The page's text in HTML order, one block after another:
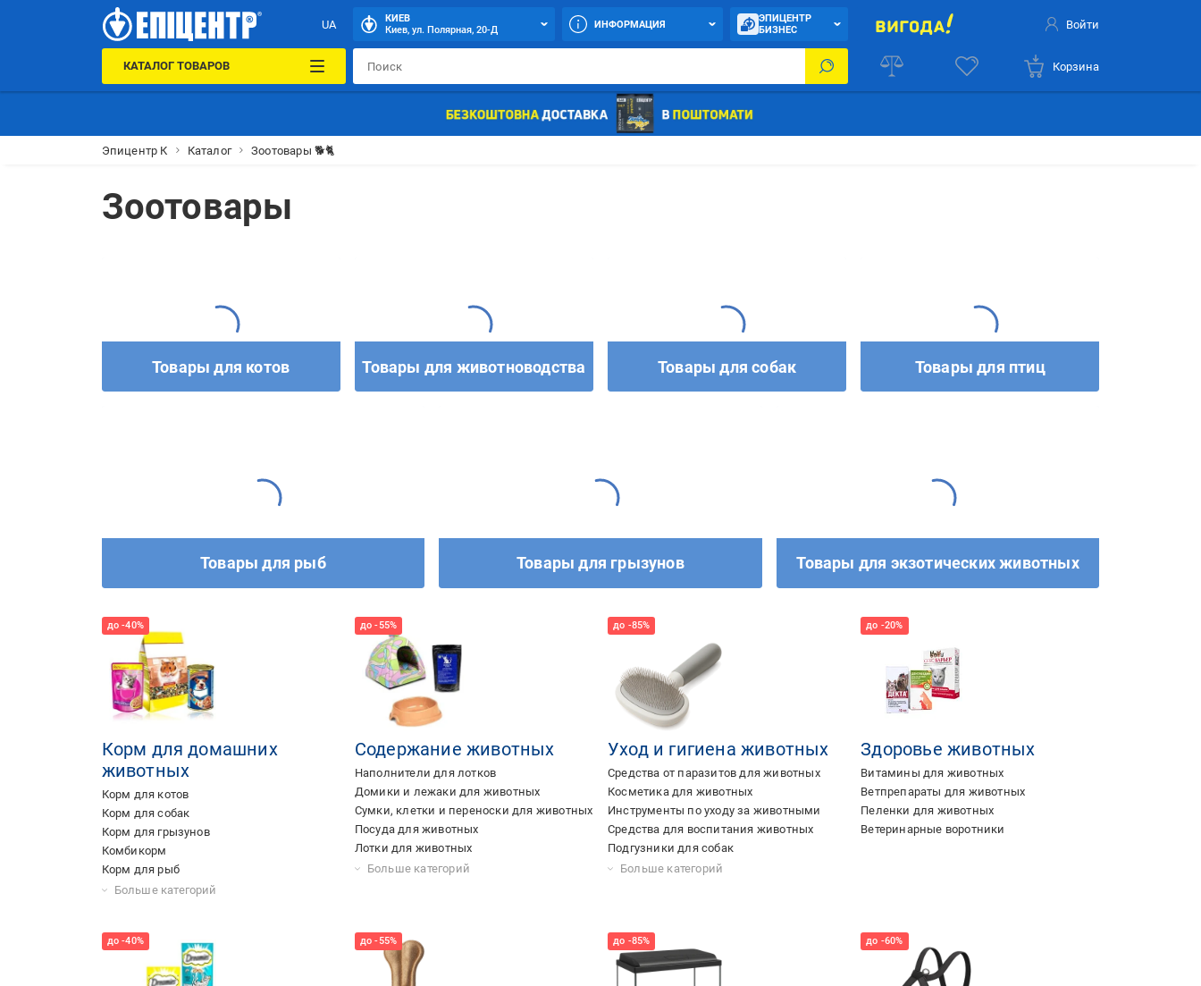
UA
КИЕВ
Киев, ул. Полярная, 20-Д
ИНФОРМАЦИЯ
ЭПИЦЕНТР
БИЗНЕС
Войти
КАТАЛОГ ТОВАРОВ Корзина
Эпицентр К Каталог Зоотовары 🐕🐈
Зоотовары
Товары для котов Товары для животноводства Товары для собак Товары для птиц
Товары для рыб Товары для грызунов Товары для экзотических животных
Корм для домашних
животных
Корм для котов
Корм для собак
Корм для грызунов
Комбикорм
Корм для рыб
Корм для птиц
Корм для свиней
Корм для экзотических животных
Корм для коров
Больше категорий
Содержание животных
Наполнители для лотков
Домики и лежаки для животных
Сумки, клетки и переноски для животных
Посуда для животных
Лотки для животных
Средства для уборки за животными
Автоматические кормушки
Коврики для кошачьего туалета
Больше категорий
Уход и гигиена животных
Средства от паразитов для животных
Косметика для животных
Инструменты по уходу за животными
Средства для воспитания животных
Подгузники для собак
Уход за пастью животных
Больше категорий
Здоровье животных
Витамины для животных
Ветпрепараты для животных
Пеленки для животных
Ветеринарные воротники